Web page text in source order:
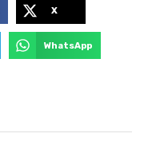
X
WhatsApp